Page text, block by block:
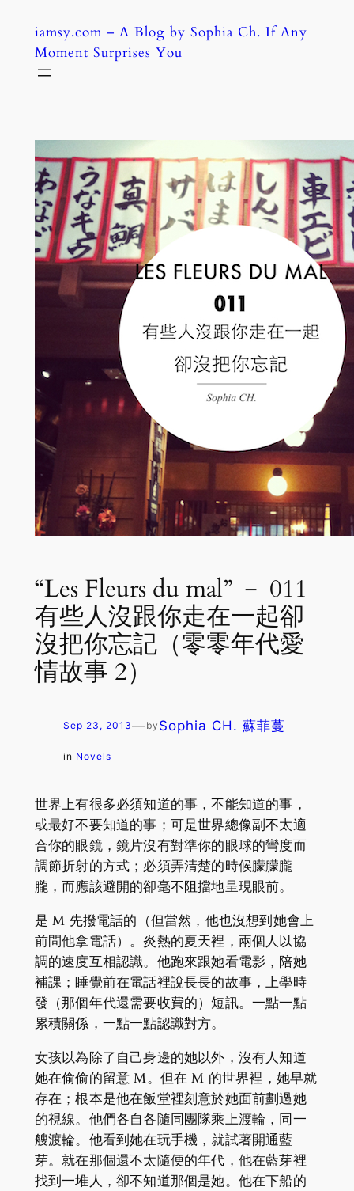
content
iamsy.com – A Blog by Sophia Ch. If Any
Moment Surprises You
“Les Fleurs du mal” － 011
有些人沒跟你走在一起卻
沒把你忘記（零零年代愛
情故事 2）
Sep 23, 2013—by Sophia CH. 蘇菲蔓
in Novels
世界上有很多必須知道的事，不能知道的事，
或最好不要知道的事；可是世界總像副不太適
合你的眼鏡，鏡片沒有對準你的眼球的彎度而
調節折射的方式；必須弄清楚的時候朦朦朧
朧，而應該避開的卻毫不阻擋地呈現眼前。
是 M 先撥電話的（但當然，他也沒想到她會上
前問他拿電話）。炎熱的夏天裡，兩個人以協
調的速度互相認識。他跑來跟她看電影，陪她
補課；睡覺前在電話裡說長長的故事，上學時
發（那個年代還需要收費的）短訊。一點一點
累積關係，一點一點認識對方。
女孩以為除了自己身邊的她以外，沒有人知道
她在偷偷的留意 M。但在 M 的世界裡，她早就
存在；根本是他在飯堂裡刻意於她面前劃過她
的視線。他們各自各隨同團隊乘上渡輪，同一
艘渡輪。他看到她在玩手機，就試著開通藍
芽。就在那個還不太隨便的年代，他在藍芽裡
找到一堆人，卻不知道那個是她。他在下船的